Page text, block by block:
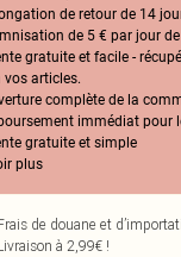
de retour de 14
de 5 € par jour
gratuite et facile -
vos articles.
complète de la
immédiat pour
gratuite et simple
plus
de douane et
à 2,99€ !